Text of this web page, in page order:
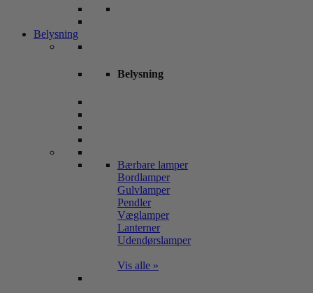
Belysning
Belysning
Bærbare lamper
Bordlamper
Gulvlamper
Pendler
Væglamper
Lanterner
Udendørslamper
Vis alle »